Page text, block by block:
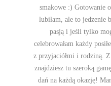
smakowe :) Gotowanie
lubiłam, ale to jedzenie
pasją i jeśli tylko
celebrowałam każdy
z przyjaciółmi i rodziną. Z
znajdziesz tu szeroką
dań na każdą okazję!